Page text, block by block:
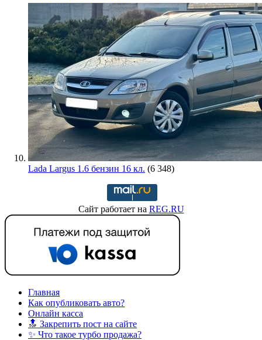
Lada Largus 1.6 бензин 16 кл. (6 348)
Сайт работает на REG.RU
Главная
Как опубликовать авто?
Онлайн касса
🔝 Закрепить пост на сайте
✨ Что такое турбо продажа?